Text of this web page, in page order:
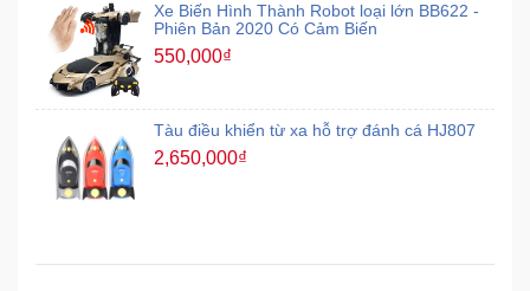
Xe Biến Hình Thành Robot loại lớn BB622 -
Phiên Bản 2020 Có Cảm Biến
550,000₫
Tàu điều khiển từ xa hỗ trợ đánh cá HJ807
2,650,000₫